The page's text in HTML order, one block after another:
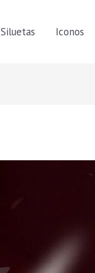
Siluetas Iconos